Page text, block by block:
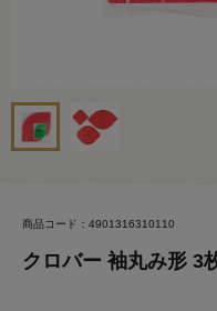
商品コード：4901316310110
クロバー 袖丸み形 3